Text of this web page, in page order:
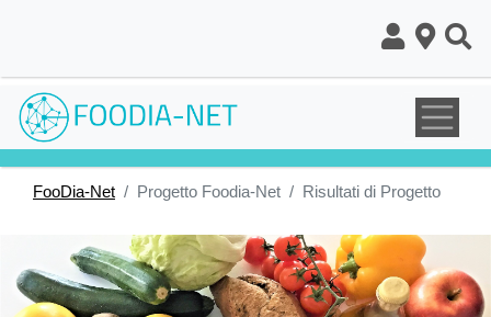
FooDia-Net Progetto Foodia-Net Risultati di Progetto